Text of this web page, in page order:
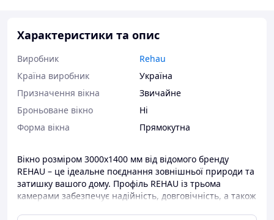
Характеристики та опис
Виробник
Rehau
Країна виробник
Україна
Призначення вікна
Звичайне
Броньоване вікно
Ні
Форма вікна
Прямокутна
Вікно розміром 3000x1400 мм від відомого бренду
REHAU – це ідеальне поєднання зовнішньої природи та
затишку вашого дому. Профіль REHAU із трьома
камерами забезпечує надійність, довговічність, а також